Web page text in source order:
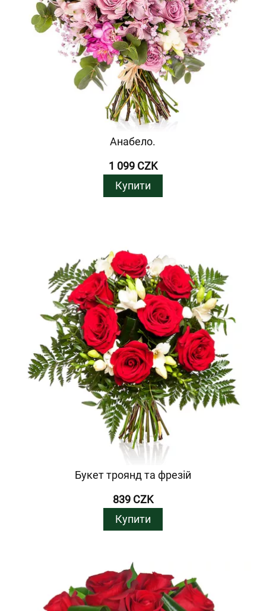
Анабело.
1 099 CZK
Купити
Букет троянд та фрезій
839 CZK
Купити